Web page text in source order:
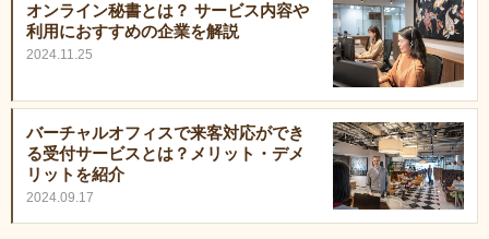
オンライン秘書とは？ サービス内容や
利用におすすめの企業を解説
2024.11.25
バーチャルオフィスで来客対応ができ
る受付サービスとは？メリット・デメ
リットを紹介
2024.09.17